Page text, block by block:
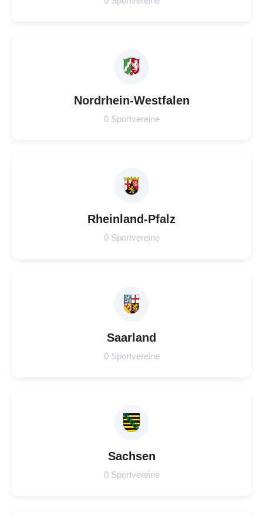
Nordrhein-Westfalen
0 Sportvereine
Rheinland-Pfalz
0 Sportvereine
Saarland
0 Sportvereine
Sachsen
0 Sportvereine